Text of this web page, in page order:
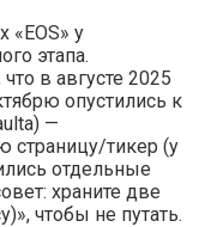
«EOS» у
этапа.
в августе 2025
опустились к
—
страницу/тикер (у
отдельные
храните две
чтобы не путать.